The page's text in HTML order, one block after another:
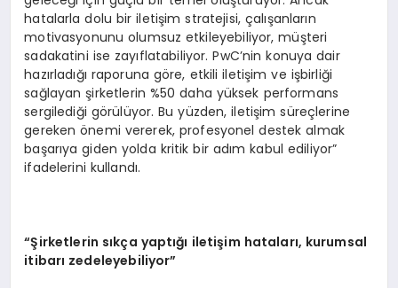
hatalarla dolu bir iletişim stratejisi, çalışanların
motivasyonunu olumsuz etkileyebiliyor, müşteri
sadakatini ise zayıflatabiliyor. PwC’nin konuya dair
hazırladığı raporuna göre, etkili iletişim ve işbirliği
sağlayan şirketlerin %50 daha yüksek performans
sergilediği görülüyor. Bu yüzden, iletişim süreçlerine
gereken önemi vererek, profesyonel destek almak
başarıya giden yolda kritik bir adım kabul ediliyor”
ifadelerini kullandı.
“Şirketlerin sıkça yaptığı iletişim hataları, kurumsal
itibarı zedeleyebiliyor”